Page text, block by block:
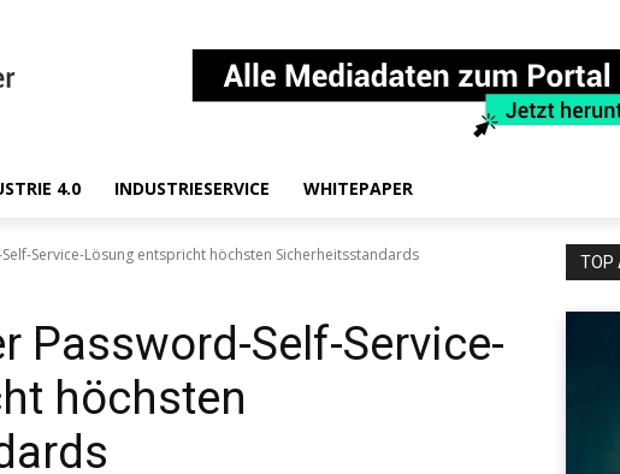
4.0 INDUSTRIESERVICE WHITEPAPER
Service-Lösung entspricht höchsten Sicherheitsstandards
Password-Self-Service-
höchsten
TOP